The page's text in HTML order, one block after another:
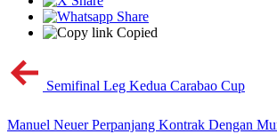
Copied
Semifinal Leg Kedua Carabao Cup
Manuel Neuer Perpanjang Kontrak Dengan